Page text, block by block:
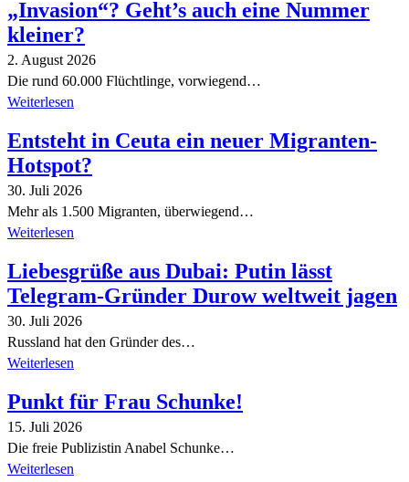
„Invasion“? Geht’s auch eine Nummer
kleiner?
2. August 2026
Die rund 60.000 Flüchtlinge, vorwiegend…
Weiterlesen
Entsteht in Ceuta ein neuer Migranten-
Hotspot?
30. Juli 2026
Mehr als 1.500 Migranten, überwiegend…
Weiterlesen
Liebesgrüße aus Dubai: Putin lässt
Telegram-Gründer Durow weltweit jagen
30. Juli 2026
Russland hat den Gründer des…
Weiterlesen
Punkt für Frau Schunke!
15. Juli 2026
Die freie Publizistin Anabel Schunke…
Weiterlesen